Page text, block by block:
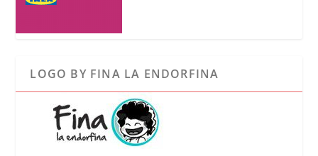
LOGO BY FINA LA ENDORFINA